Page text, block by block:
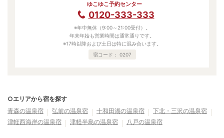
ゆこゆこ予約センター
0120-333-333
※年中無休（9:00～21:00受付）。
年末年始も営業時間は通常通りです。
※17時以降および土日は特に混み合います。
宿コード： 0207
○エリアから宿を探す
青森の温泉宿
弘前の温泉宿 十和田湖の温泉宿
下北・三沢の温泉宿
津軽西海岸の温泉宿
津軽半島の温泉宿 八戸の温泉宿